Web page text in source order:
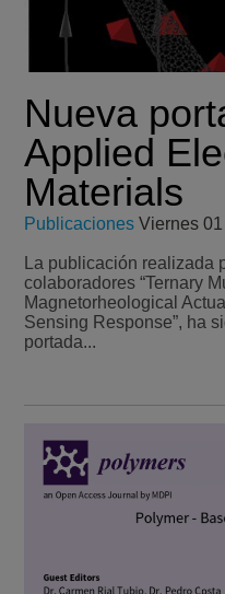
Nueva
Applied
Materials
Publicaciones Viernes
La publicación realizada
colaboradores “Ternary
Magnetorheological
Sensing Response”, ha
portada...